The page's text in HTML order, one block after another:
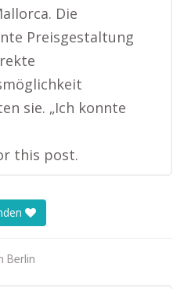
Die
Preisgestaltung
sie. „Ich konnte
this post.
Berlin